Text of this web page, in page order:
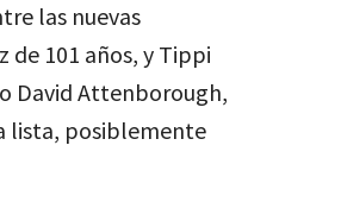
las nuevas
de 101 años, y Tippi
David Attenborough,
lista, posiblemente